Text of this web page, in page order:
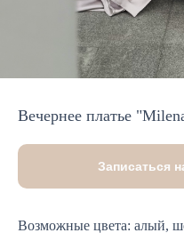
Вечернее платье
Записаться
Возможные цвета: алый,